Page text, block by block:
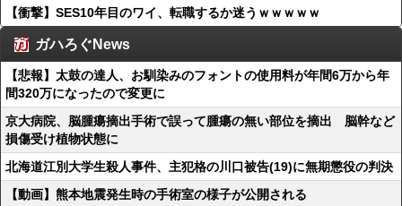
【衝撃】SES10年目のワイ、転職するか迷うｗｗｗｗｗ
ガハろぐNews
【悲報】太鼓の達人、お馴染みのフォントの使用料が年間6万から年
間320万になったので変更に
京大病院、脳腫瘍摘出手術で誤って腫瘍の無い部位を摘出 脳幹など
損傷受け植物状態に
北海道江別大学生殺人事件、主犯格の川口被告(19)に無期懲役の判決
【動画】熊本地震発生時の手術室の様子が公開される